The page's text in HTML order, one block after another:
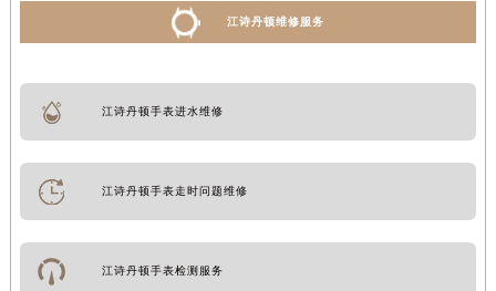
江诗丹顿维修服务
江诗丹顿手表进水维修
江诗丹顿手表走时问题维修
江诗丹顿手表检测服务